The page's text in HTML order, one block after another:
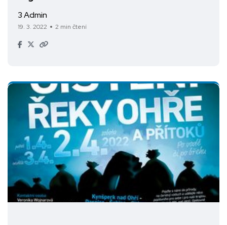
3 Admin
19. 3. 2022 2 min čtení